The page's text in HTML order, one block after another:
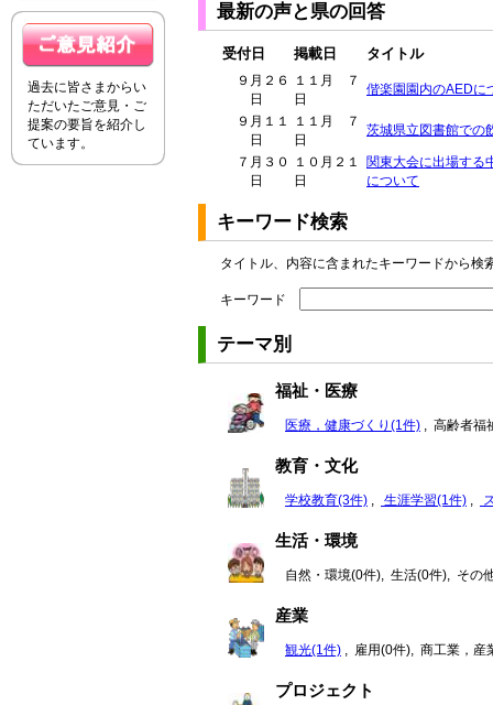
過去に皆さまからい
ただいたご意見・ご
提案の要旨を紹介し
ています。
最新の声と県の回答
受付日 掲載日 タイトル
９月２６
日
１１月 ７
日
偕楽園園内のAEDに
９月１１
日
１１月 ７
日
茨城県立図書館での
７月３０
日
１０月２１
日
関東大会に出場する
について
キーワード検索
タイトル、内容に含まれたキーワードから検
キーワード
テーマ別
福祉・医療
医療，健康づくり(1件) , 高齢者福
教育・文化
学校教育(3件) , 生涯学習(1件) ,
生活・環境
自然・環境(0件), 生活(0件), その
産業
観光(1件) , 雇用(0件), 商工業，産
プロジェクト